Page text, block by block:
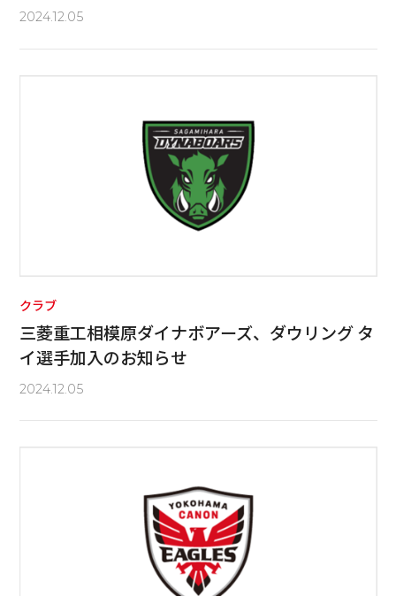
2024.12.05
クラブ
三菱重工相模原ダイナボアーズ、ダウリング タ
イ選手加入のお知らせ
2024.12.05